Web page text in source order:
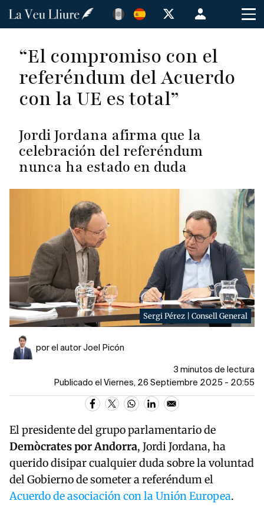
Pasar
principal
Menú
de
cuenta
de
usuario
“El compromiso con el
referéndum del Acuerdo
con la UE es total”
Jordi Jordana afirma que la
celebración del referéndum
nunca ha estado en duda
Sergi Pérez | Consell General
por el autor Joel Picón
3 minutos de lectura
Publicado el Viernes, 26 Septiembre 2025 - 20:55
El presidente del grupo parlamentario de
Demòcrates por Andorra, Jordi Jordana, ha
querido disipar cualquier duda sobre la voluntad
del Gobierno de someter a referéndum el
Acuerdo de asociación con la Unión Europea.